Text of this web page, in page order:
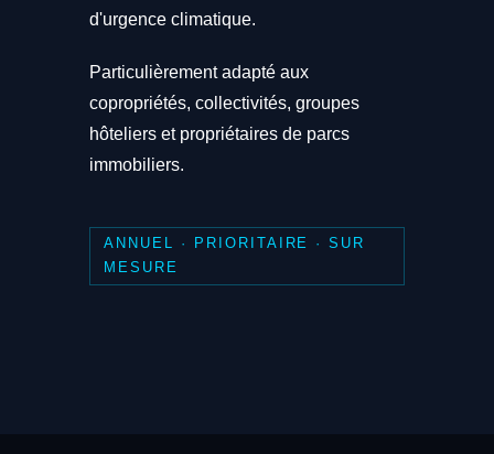
d'urgence climatique.
Particulièrement adapté aux
copropriétés, collectivités, groupes
hôteliers et propriétaires de parcs
immobiliers.
ANNUEL · PRIORITAIRE · SUR
MESURE